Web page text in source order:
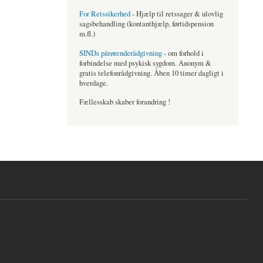
For Retssikerhed- Hjælp til retssager & ulovlig
sagsbehandling (kontanthjælp, førtidspension
m.fl.)
SINDs pårørenderådgivning- om forhold i
forbindelse med psykisk sygdom. Anonym &
gratis telefonrådgivning. Åben 10 timer dagligt i
hverdage.
Fællesskab skaber forandring !